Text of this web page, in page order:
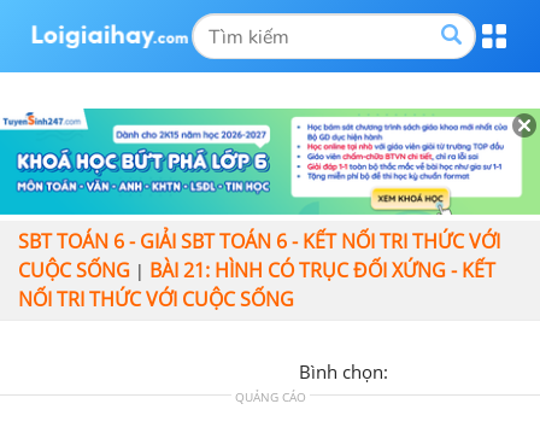
SBT TOÁN 6 - GIẢI SBT TOÁN 6 - KẾT NỐI TRI THỨC VỚI
CUỘC SỐNG | BÀI 21: HÌNH CÓ TRỤC ĐỐI XỨNG - KẾT
NỐI TRI THỨC VỚI CUỘC SỐNG
Bình chọn:
QUẢNG CÁO